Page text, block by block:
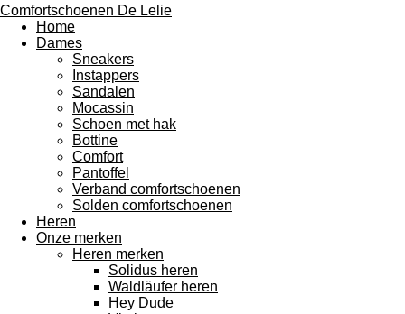
Comfortschoenen De Lelie
Home
Dames
Sneakers
Instappers
Sandalen
Mocassin
Schoen met hak
Bottine
Comfort
Pantoffel
Verband comfortschoenen
Solden comfortschoenen
Heren
Onze merken
Heren merken
Solidus heren
Waldläufer heren
Hey Dude